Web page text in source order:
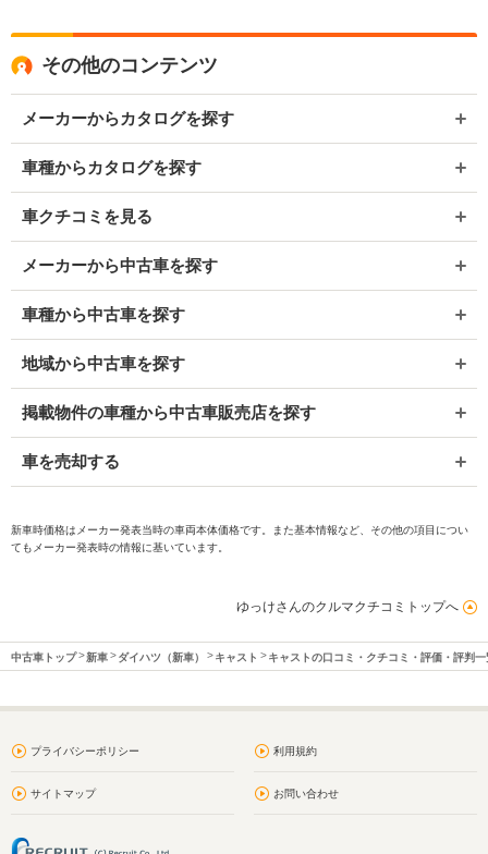
その他のコンテンツ
メーカーからカタログを探す
車種からカタログを探す
車クチコミを見る
メーカーから中古車を探す
車種から中古車を探す
地域から中古車を探す
掲載物件の車種から中古車販売店を探す
車を売却する
新車時価格はメーカー発表当時の車両本体価格です。また基本情報など、その他の項目につい
てもメーカー発表時の情報に基いています。
ゆっけさんのクルマクチコミトップへ
中古車トップ 新車 ダイハツ（新車） キャスト キャストの口コミ・クチコミ・評価・評判一
プライバシーポリシー 利用規約
サイトマップ お問い合わせ